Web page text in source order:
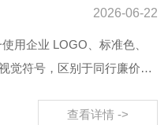
2026-06-22
用企业 LOGO、标准色、
觉符号，区别于同行廉价、
查看详情 ->